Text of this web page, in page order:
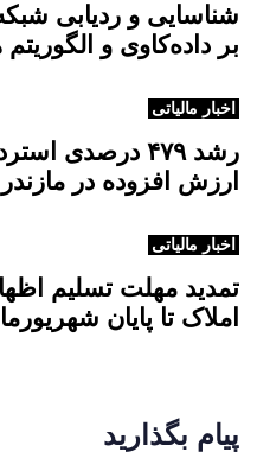
شناسایی و ردیابی
بر داده‌کاوی و
اخبار مالیاتی
رشد ۴۷۹ درصدی
ارزش افزوده در مازندران
اخبار مالیاتی
تمدید مهلت تسلیم
املاک تا پایان شهریورماه
پیام بگذارید